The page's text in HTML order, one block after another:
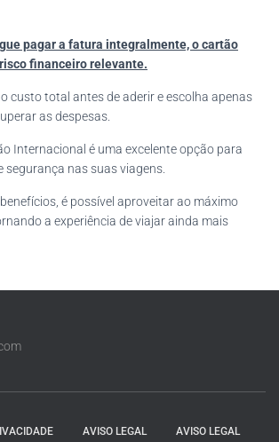
pagar a fatura integralmente, o cartão
financeiro relevante.
custo total antes de aderir e escolha apenas
as despesas.
Internacional é uma excelente opção para
nas suas viagens.
é possível aproveitar ao máximo
a experiência de viajar ainda mais
AVISO LEGAL AVISO LEGAL